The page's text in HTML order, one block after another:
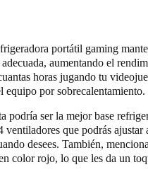
portátil gaming
aumentando el
horas jugando tu
equipo por sobrecalentamiento.
podría ser la mejor base
ventiladores que podrás
desees. También,
color rojo, lo que les da un